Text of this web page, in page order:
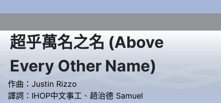
超乎萬名之名 (Above
Every Other Name)
作曲： Justin Rizzo
譯詞： IHOP中文事工 、 趙治德 Samuel